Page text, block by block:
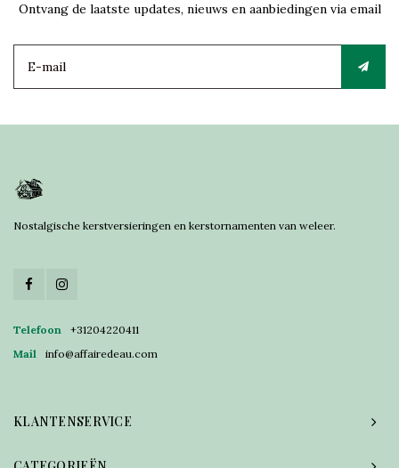
Ontvang de laatste updates, nieuws en aanbiedingen via email
Nostalgische kerstversieringen en kerstornamenten van weleer.
Telefoon
+31204220411
Mail
info@affairedeau.com
KLANTENSERVICE